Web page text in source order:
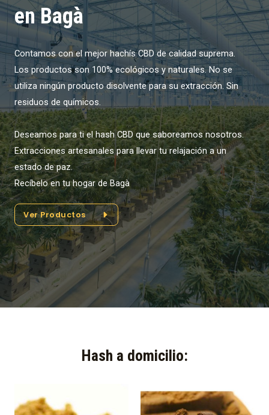
en Bagà
Contamos con el mejor hachís CBD de calidad suprema.
Los productos son 100% ecológicos y naturales. No se
utiliza ningún producto disolvente para su extracción. Sin
residuos de químicos.
Deseamos para ti el hash CBD que saboreamos nosotros.
Extracciones artesanales para llevar tu relajación a un
estado de paz.
Recíbelo en tu hogar de Bagà
Ver Productos
Hash a domicilio:​